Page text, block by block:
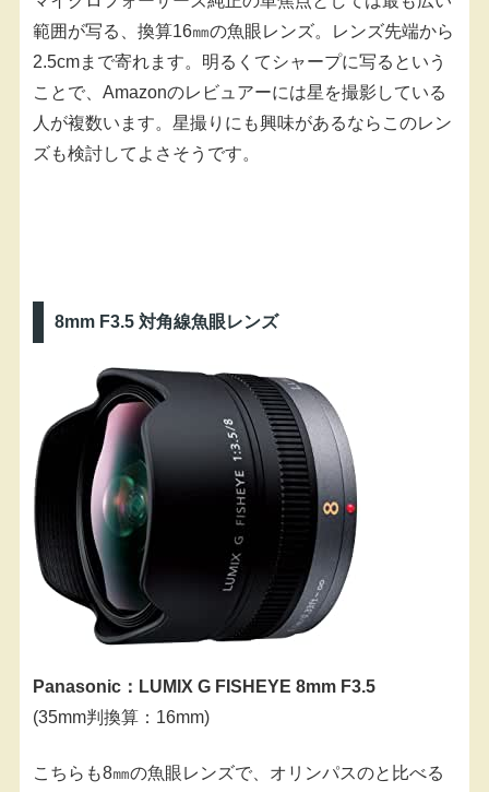
範囲が写る、換算16㎜の魚眼レンズ。レンズ先端から
2.5cmまで寄れます。明るくてシャープに写るという
ことで、Amazonのレビュアーには星を撮影している
人が複数います。星撮りにも興味があるならこのレン
ズも検討してよさそうです。
8mm F3.5 対角線魚眼レンズ
Panasonic：LUMIX G FISHEYE 8mm F3.5
(35mm判換算：16mm)
こちらも8㎜の魚眼レンズで、オリンパスのと比べる